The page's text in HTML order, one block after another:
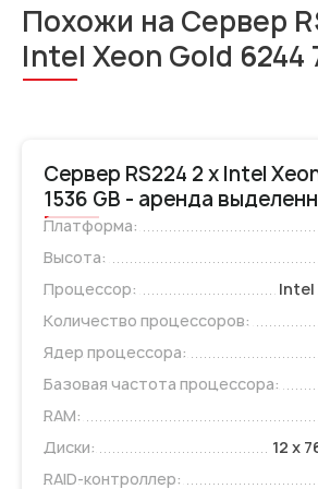
Похожи на Сервер
Intel Xeon Gold 6244
Сервер RS224 2 x Intel
1536 GB - аренда
Платформа:
Высота:
Процессор:
Intel
Количество процессоров:
Ядер процессора:
Базовая частота процессора:
RAM:
Диски:
12 x
RAID-контроллер: